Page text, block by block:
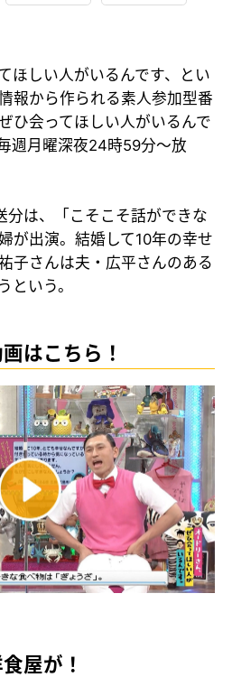
ほしい人がいるんです、とい
報から作られる素人参加型番
ひ会ってほしい人がいるんで
週月曜深夜24時59分～放
は、「こそこそ話ができな
が出演。結婚して10年の幸せ
子さんは夫・広平さんのある
という。
はこちら！
屋が！